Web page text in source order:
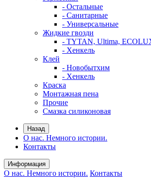
- Остальные
- Санитарные
- Универсальные
Жидкие гвозди
- TYTAN, Ultima,
- Хенкель
Клей
- Новобытхим
- Хенкель
Краска
Монтажная пена
Прочие
Смазка силиконовая
Назад
О нас. Немного истории.
Контакты
Информация
О нас. Немного истории. Контакты